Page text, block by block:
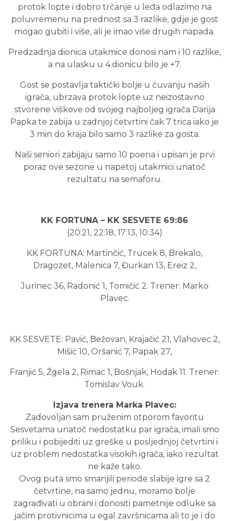
protok lopte i dobro trčanje u leđa odlazimo na
poluvremenu na prednost sa 3 razlike, gdje je gost
mogao gubiti i više, ali je imao više drugih napada.
Predzadnja dionica utakmice donosi nam i 10 razlike,
a na ulasku u 4.dionicu bilo je +7.
Gost se postavlja taktički bolje u čuvanju naših
igrača, ubrzava protok lopte uz neizostavno
stvorene viškove od svojeg najboljeg igrača Darija
Papka te zabija u zadnjoj četvrtini čak 7 trica iako je
3 min do kraja bilo samo 3 razlike za gosta.
Naši seniori zabijaju samo 10 poena i upisan je prvi
poraz ove sezone u napetoj utakmici unatoč
rezultatu na semaforu.
KK FORTUNA – KK SESVETE 69:86
(20:21, 22:18, 17:13, 10:34)
KK FORTUNA: Martinčić, Trucek 8, Brekalo,
Dragozet, Malenica 7, Đurkan 13, Ereiz 2,
Jurinec 36, Radonić 1, Tomičić 2. Trener: Marko
Plavec.
KK SESVETE: Pavić, Bežovan, Krajačić 21, Vlahovec 2,
Mišić 10, Oršanić 7, Papak 27,
Franjić 5, Žgela 2, Rimac 1, Bošnjak, Hodak 11. Trener:
Tomislav Vouk.
Izjava trenera Marka Plavec:
Zadovoljan sam pruženim otporom favoritu
Sesvetama unatoč nedostatku par igrača, imali smo
priliku i pobijediti uz greške u posljednjoj četvrtini i
uz problem nedostatka visokih igrača, iako rezultat
ne kaže tako.
Ovog puta smo smanjili periode slabije igre sa 2
četvrtine, na samo jednu, moramo bolje
zagrađivati u obrani i donositi pametnije odluke sa
jačim protivnicima u egal završnicama ali to je i do